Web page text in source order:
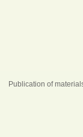
Publication of